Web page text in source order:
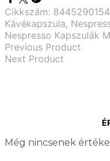
Cikkszám:
Kávékapszula,
Nespresso Kapszulák
Previous Product
Next Product
Még nincsenek